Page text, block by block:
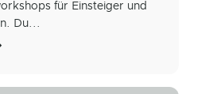
für Einsteiger und
Du...